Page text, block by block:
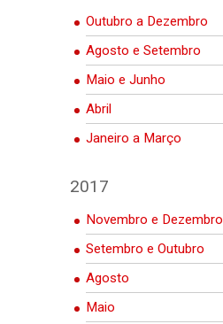
Outubro a Dezembro
Agosto e Setembro
Maio e Junho
Abril
Janeiro a Março
2017
Novembro e Dezembro
Setembro e Outubro
Agosto
Maio